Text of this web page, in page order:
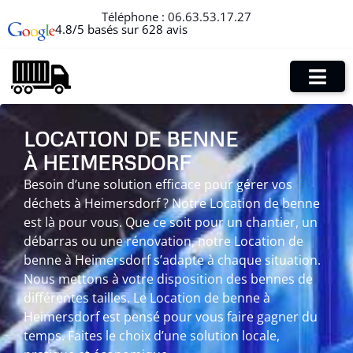
Téléphone : 06.63.53.17.27
4.8/5 basés sur 628 avis
LOCATION DE BENNE
À HEIMERSDORF
Besoin d’une solution efficace pour gérer vos
déchets à Heimersdorf ? Notre Location de benne
est là pour vous. Que ce soit pour un chantier, un
débarras ou une rénovation, notre Location de
benne à Heimersdorf s’adapte à chaque situation.
Nous mettons à votre disposition des bennes de
différentes tailles. Le Location de benne à
Heimersdorf est pensé pour vous faire gagner du
temps. Faites le choix d’une solution locale,